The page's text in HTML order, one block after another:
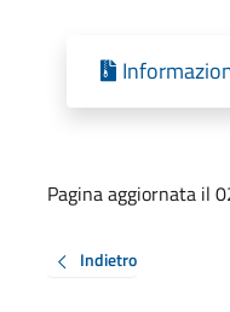
Pagina aggiornata il
Indietro